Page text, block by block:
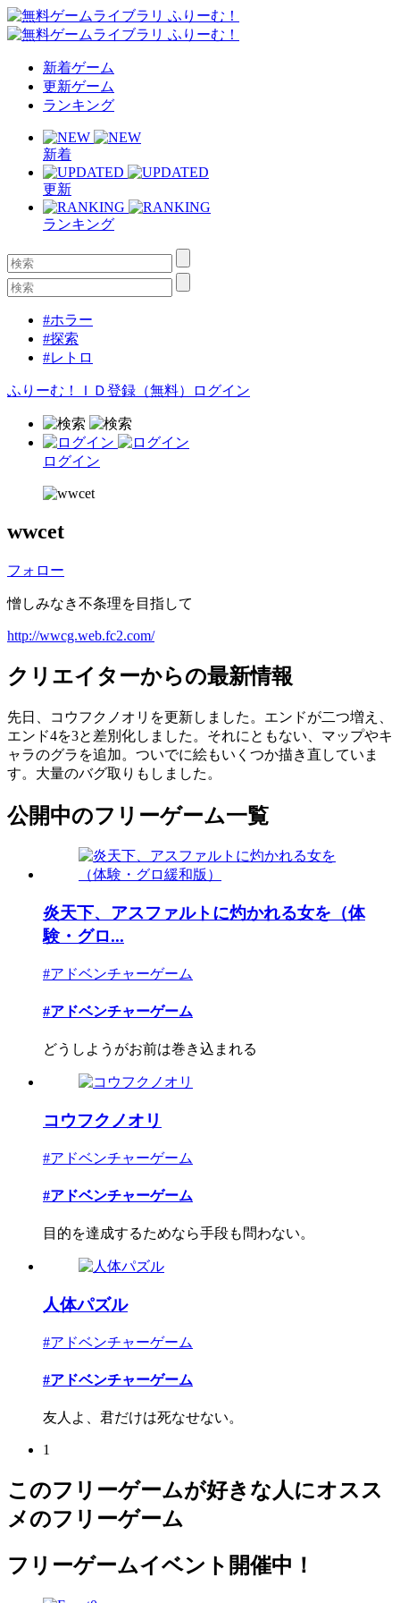
新着ゲーム
更新ゲーム
ランキング
新着
更新
ランキング
#ホラー
#探索
#レトロ
ふりーむ！ＩＤ登録（無料） ログイン
ログイン
wwcet
フォロー
憎しみなき不条理を目指して
http://wwcg.web.fc2.com/
クリエイターからの最新情報
先日、コウフクノオリを更新しました。エンドが二つ増え、
エンド4を3と差別化しました。それにともない、マップやキ
ャラのグラを追加。ついでに絵もいくつか描き直していま
す。大量のバグ取りもしました。
公開中のフリーゲーム一覧
炎天下、アスファルトに灼かれる女を（体
験・グロ...
#アドベンチャーゲーム
#アドベンチャーゲーム
どうしようがお前は巻き込まれる
コウフクノオリ
#アドベンチャーゲーム
#アドベンチャーゲーム
目的を達成するためなら手段も問わない。
人体パズル
#アドベンチャーゲーム
#アドベンチャーゲーム
友人よ、君だけは死なせない。
1
このフリーゲームが好きな人にオスス
メのフリーゲーム
フリーゲームイベント開催中！